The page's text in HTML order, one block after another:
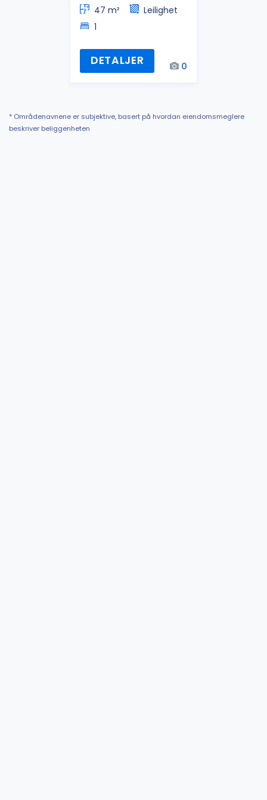
47 m²
Leilighet
1
DETALJER 0
* Områdenavnene er subjektive, basert på hvordan eiendomsmeglere
beskriver beliggenheten